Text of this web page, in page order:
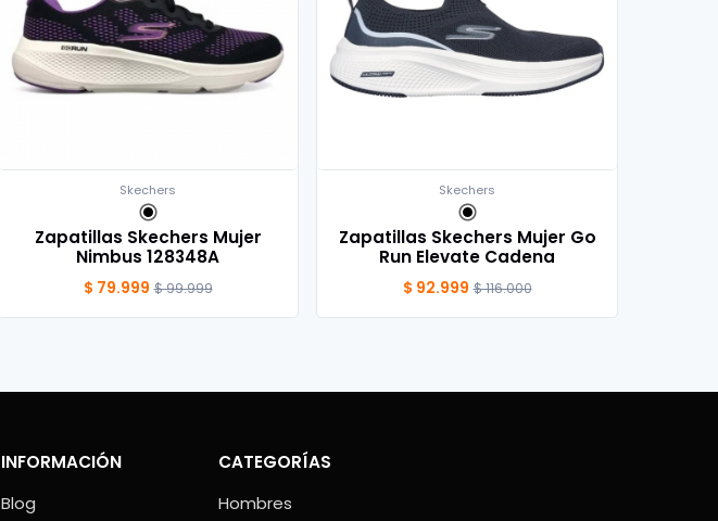
Skechers
Zapatillas Skechers Mujer
Nimbus 128348A
$ 79.999 $ 99.999
Skechers
Zapatillas Skechers Mujer Go
Run Elevate Cadena
$ 92.999 $ 116.000
INFORMACIÓN
Blog
CATEGORÍAS
Hombres